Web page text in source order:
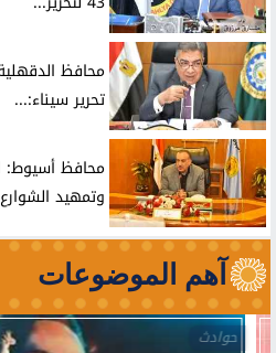
محافظ
تحرير سيناء:...
محافظ أسيوط:
وتمهيد
آهم الموضوعات
حوادث